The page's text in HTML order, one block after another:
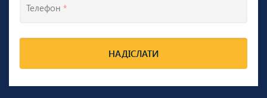
Телефон *
НАДІСЛАТИ